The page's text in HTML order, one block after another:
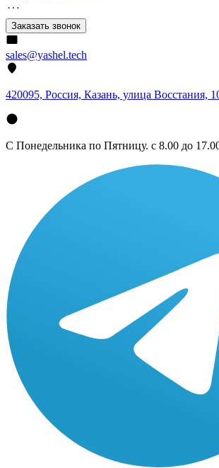
Заказать звонок
sales@yashel.tech
420095, Россия, Казань, улица Восстания,
С Понедельника по Пятницу. с 8.00 до